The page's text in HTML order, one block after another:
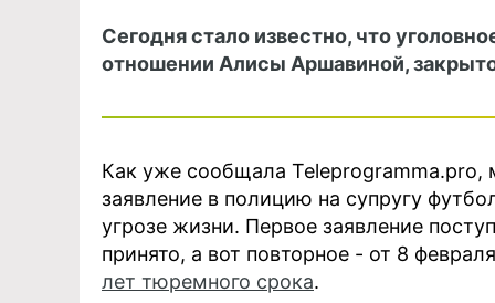
Сегодня стало известно, что
отношении Алисы Аршавиной,
Как уже сообщала Teleprogramma.pro,
заявление в полицию на супругу
угрозе жизни. Первое заявление
принято, а вот повторное - от 8
лет тюремного срока.